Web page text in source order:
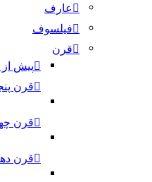
عارف
فیلسوف
قرن
پیش از
قرن پنجم
قرن چهارم
قرن دهم